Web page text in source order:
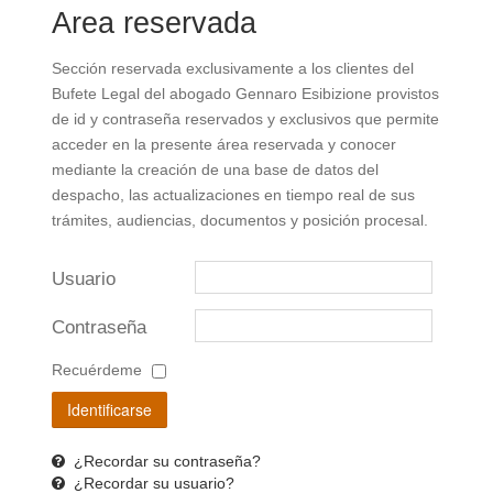
Area reservada
Sección reservada exclusivamente a los clientes del
Bufete Legal del abogado Gennaro Esibizione provistos
de id y contraseña reservados y exclusivos que permite
acceder en la presente área reservada y conocer
mediante la creación de una base de datos del
despacho, las actualizaciones en tiempo real de sus
trámites, audiencias, documentos y posición procesal.
Usuario
Contraseña
Recuérdeme
Identificarse
¿Recordar su contraseña?
¿Recordar su usuario?